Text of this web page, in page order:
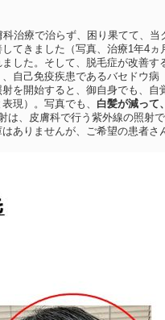
治療で治らず、困り果てて、当
てきました（写真、治療1年4ヵ
した。そして、脱毛症が改善す
自己免疫疾患であるバセドウ病
を開始すると、御自身でも、自
現）。写真でも、 白髪が減って、
は、皮膚科で行う紫外線の照射で
ありませんが、ご希望の患者さ